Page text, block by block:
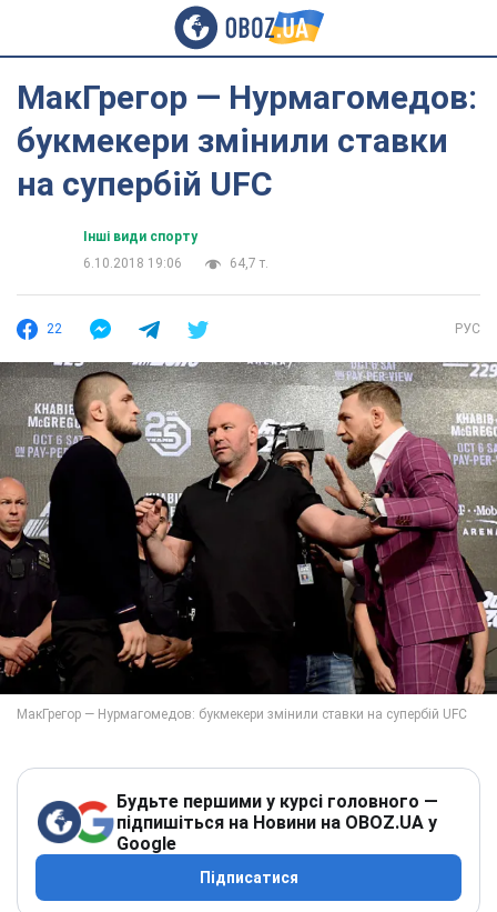
МакГрегор — Нурмагомедов:
букмекери змінили ставки
на супербій UFC
Інші види спорту
6.10.2018 19:06
64,7 т.
22 РУС
Будьте першими у курсі головного —
підпишіться на Новини на OBOZ.UA у
Google
Підписатися